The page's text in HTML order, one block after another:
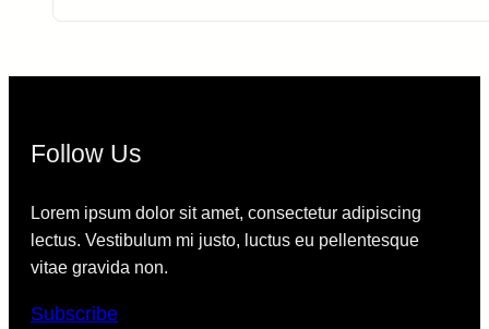
Follow Us
Lorem ipsum dolor sit amet, consectetur adipiscing
lectus. Vestibulum mi justo, luctus eu pellentesque
vitae gravida non.
Subscribe